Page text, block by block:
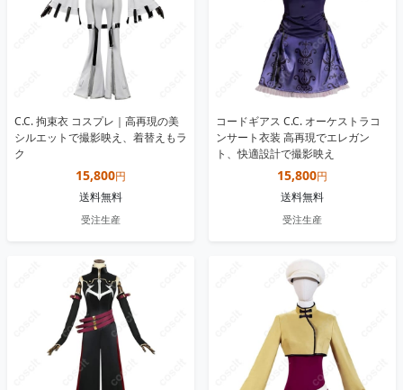
C.C. 拘束衣 コスプレ｜高再現の美
シルエットで撮影映え、着替えもラ
ク
15,800円
送料無料
受注生産
コードギアス C.C. オーケストラコ
ンサート衣装 高再現でエレガン
ト、快適設計で撮影映え
15,800円
送料無料
受注生産